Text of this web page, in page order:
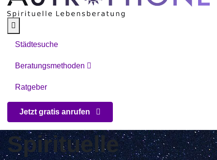
Städtesuche
Beratungsmethoden
Ratgeber
Jetzt gratis anrufen
Spirituelle